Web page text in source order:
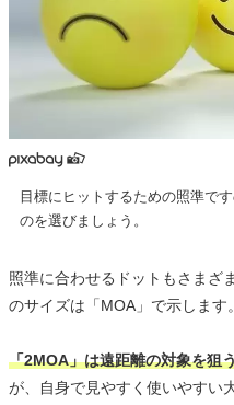
目標にヒットするための照準で
のを選びましょう。
照準に合わせるドットもさまざ
のサイズは「MOA」で示します。
「2MOA」は遠距離の対象を狙
が、自身で見やすく使いやすい